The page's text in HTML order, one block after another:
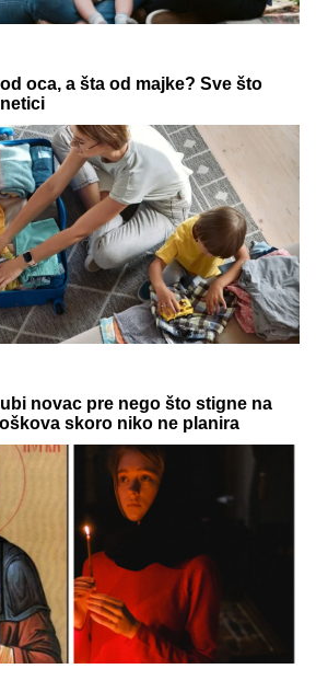
Evropu, sada po specijalnoj
do 31.8.
više nisu rezervisane za vikend:
bira večeru koja se spontano